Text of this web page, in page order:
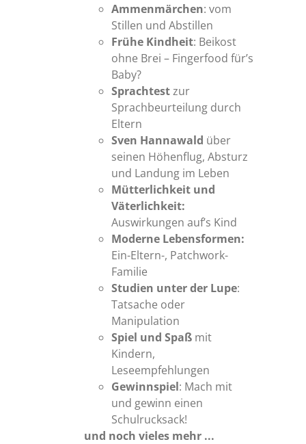
Ammenmärchen: vom
Stillen und Abstillen
Frühe Kindheit: Beikost
ohne Brei – Fingerfood für’s
Baby?
Sprachtestzur
Sprachbeurteilung durch
Eltern
Sven Hannawald über
seinen Höhenflug, Absturz
und Landung im Leben
Mütterlichkeit und
Väterlichkeit:
Auswirkungen auf’s Kind
Moderne Lebensformen:
Ein-Eltern-, Patchwork-
Familie
Studien unter der Lupe:
Tatsache oder
Manipulation
Spiel und Spaß mit
Kindern,
Leseempfehlungen
Gewinnspiel: Mach mit
und gewinn einen
Schulrucksack!
und noch vieles mehr ...